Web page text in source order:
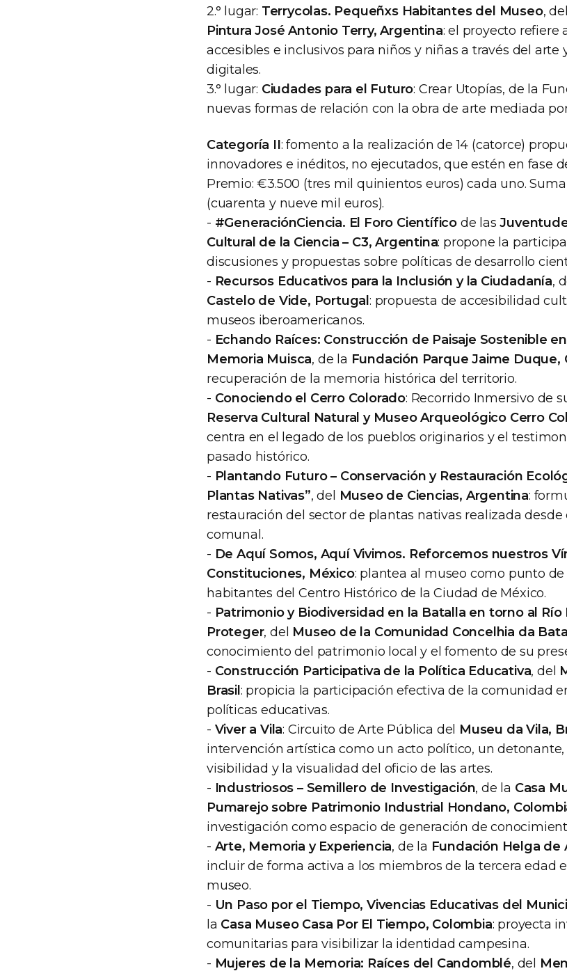
2.° lugar: Terrycolas. Pequeñxs Habitantes del Museo, del
Pintura José Antonio Terry, Argentina: el proyecto refiere
accesibles e inclusivos para niños y niñas a través del arte
digitales.
3.° lugar: Ciudades para el Futuro: Crear Utopías, de la
nuevas formas de relación con la obra de arte mediada
Categoría II: fomento a la realización de 14 (catorce)
innovadores e inéditos, no ejecutados, que estén en fase
Premio: €3.500 (tres mil quinientos euros) cada uno.
(cuarenta y nueve mil euros).
- #GeneraciónCiencia. El Foro Científico de las
Cultural de la Ciencia – C3, Argentina: propone la
discusiones y propuestas sobre políticas de desarrollo
- Recursos Educativos para la Inclusión y la Ciudadanía,
Castelo de Vide, Portugal: propuesta de accesibilidad
museos iberoamericanos.
- Echando Raíces: Construcción de Paisaje Sostenible
Memoria Muisca, de la Fundación Parque Jaime Duque,
recuperación de la memoria histórica del territorio.
- Conociendo el Cerro Colorado: Recorrido Inmersivo de
Reserva Cultural Natural y Museo Arqueológico Cerro
centra en el legado de los pueblos originarios y el
pasado histórico.
- Plantando Futuro – Conservación y Restauración
Plantas Nativas”, del Museo de Ciencias, Argentina:
restauración del sector de plantas nativas realizada
comunal.
- De Aquí Somos, Aquí Vivimos. Reforcemos nuestros
Constituciones, México: plantea al museo como punto
habitantes del Centro Histórico de la Ciudad de México.
- Patrimonio y Biodiversidad en la Batalla en torno al Río
Proteger, del Museo de la Comunidad Concelhia da
conocimiento del patrimonio local y el fomento de su
- Construcción Participativa de la Política Educativa, del
Brasil : propicia la participación efectiva de la comunidad
políticas educativas.
- Viver a Vila: Circuito de Arte Pública del Museu da Vila,
intervención artística como un acto político, un
visibilidad y la visualidad del oficio de las artes.
- Industriosos – Semillero de Investigación, de la Casa
Pumarejo sobre Patrimonio Industrial Hondano,
investigación como espacio de generación de
- Arte, Memoria y Experiencia, de la Fundación Helga de
incluir de forma activa a los miembros de la tercera edad
museo.
- Un Paso por el Tiempo, Vivencias Educativas del
la Casa Museo Casa Por El Tiempo, Colombia: proyecta
comunitarias para visibilizar la identidad campesina.
- Mujeres de la Memoria: Raíces del Candomblé, del